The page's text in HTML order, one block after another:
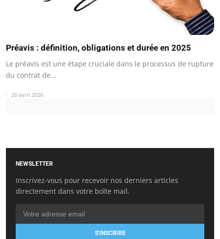
Préavis : définition, obligations et durée en 2025
Le préavis est une étape cruciale dans le processus de rupture
du contrat de…
20 avril 2026
NEWSLETTER
Inscrivez-vous pour recevoir nos derniers articles
directement dans votre boîte mail.
S'INSCRIRE